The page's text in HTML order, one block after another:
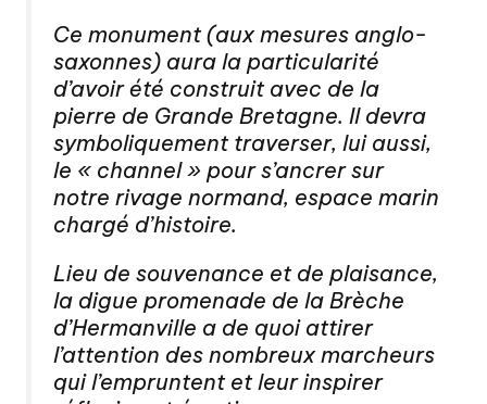
Ce monument (aux mesures anglo-
saxonnes) aura la particularité
d’avoir été construit avec de la
pierre de Grande Bretagne. Il devra
symboliquement traverser, lui aussi,
le « channel » pour s’ancrer sur
notre rivage normand, espace marin
chargé d’histoire.
Lieu de souvenance et de plaisance,
la digue promenade de la Brèche
d’Hermanville a de quoi attirer
l’attention des nombreux marcheurs
qui l’empruntent et leur inspirer